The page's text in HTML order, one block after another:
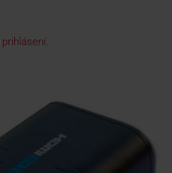
prihlásení.